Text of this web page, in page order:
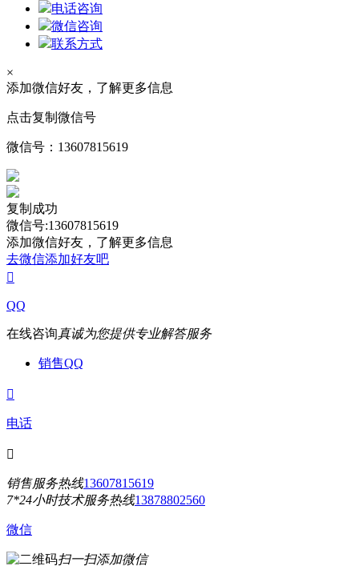
电话咨询
微信咨询
联系方式
×
添加微信好友，了解更多信息
点击复制微信号
微信号： 13607815619
复制成功
微信号:13607815619
添加微信好友，了解更多信息
去微信添加好友吧

QQ
在线咨询真诚为您提供专业解答服务
销售QQ

电话

销售服务热线13607815619
7*24小时技术服务热线13878802560
微信
扫一扫添加微信